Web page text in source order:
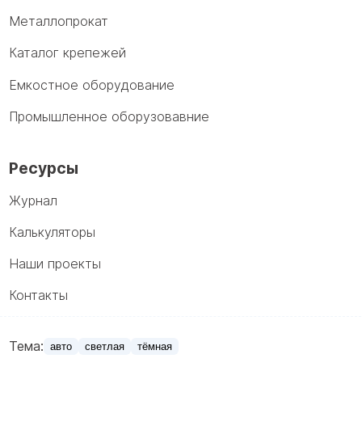
Металлопрокат
Каталог крепежей
Емкостное оборудование
Промышленное оборузовавние
Ресурсы
Журнал
Калькуляторы
Наши проекты
Контакты
Тема: авто светлая тёмная